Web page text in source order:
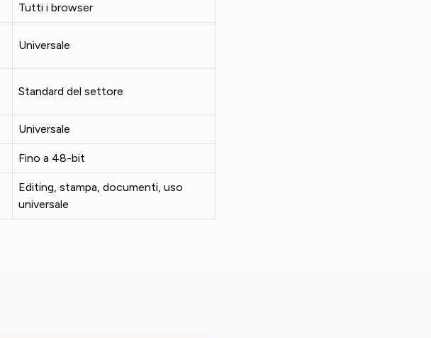
Tutti i browser
Universale
Standard del settore
Universale
Fino a 48-bit
Editing, stampa, documenti, uso
universale